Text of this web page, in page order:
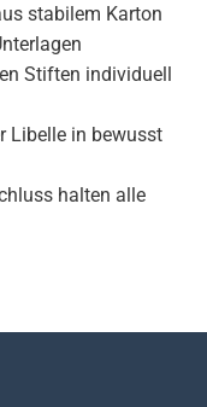
stabilem Karton
Stiften individuell
Libelle in bewusst
halten alle